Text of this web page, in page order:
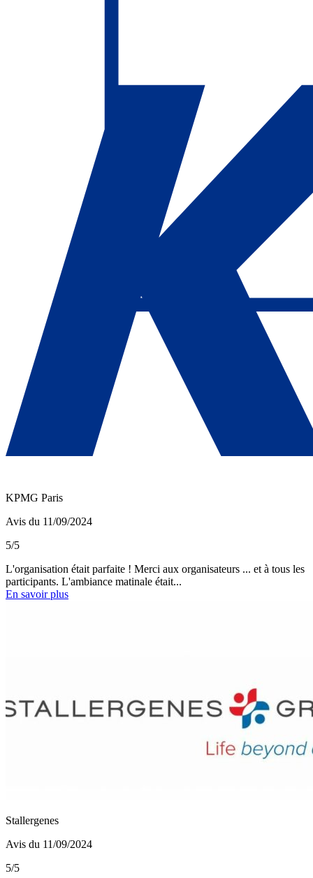
KPMG Paris
Avis du 11/09/2024
5/5
L'organisation était parfaite ! Merci aux organisateurs ... et à tous les
participants. L'ambiance matinale était...
En savoir plus
Stallergenes
Avis du 11/09/2024
5/5